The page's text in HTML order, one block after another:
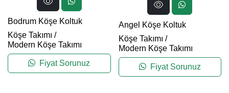
Bodrum Köşe Koltuk
Köşe Takımı /
Modern Köşe Takımı
Fiyat Sorunuz
Angel Köşe Koltuk
Köşe Takımı /
Modern Köşe Takımı
Fiyat Sorunuz